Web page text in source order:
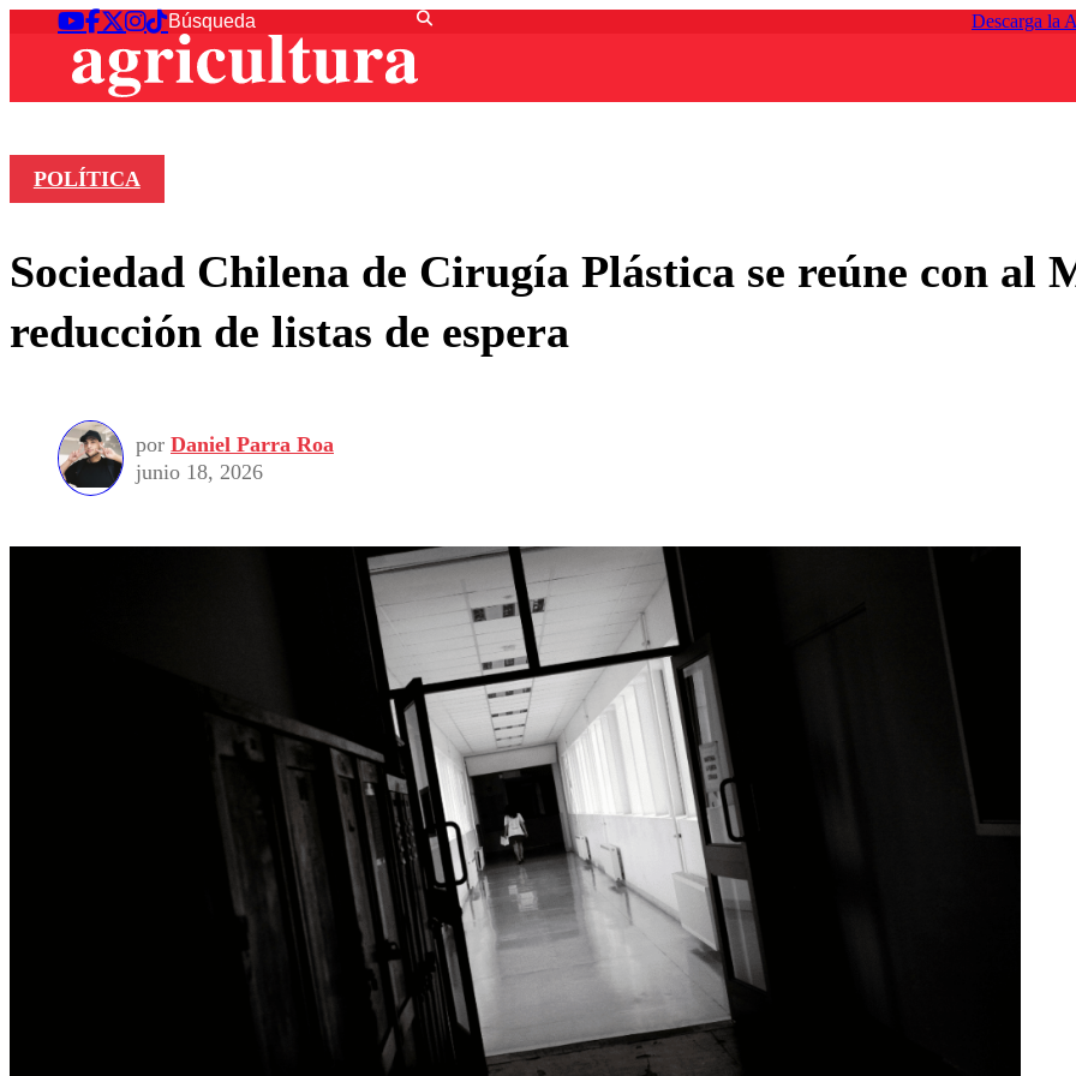
Descarga la
POLÍTICA
Sociedad Chilena de Cirugía Plástica se reúne con
reducción de listas de espera
por Daniel Parra Roa
junio 18, 2026